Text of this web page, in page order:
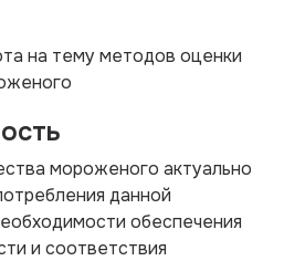
на тему методов оценки
мороженого актуально
данной
обеспечения
и соответствия